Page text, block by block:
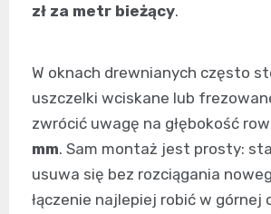
zł za metr bieżący.
W oknach drewnianych często
uszczelki wciskane lub
zwrócić uwagę na głębokość
mm. Sam montaż jest prosty:
usuwa się bez rozciągania
łączenie najlepiej robić w górnej